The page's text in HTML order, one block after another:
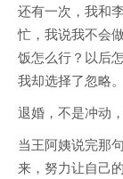
还有一次，我和
忙，我说我不会
饭怎么行？以后
我却选择了忽略。
退婚，不是冲动
当王阿姨说完那
来，努力让自己